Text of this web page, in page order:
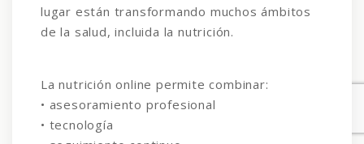
lugar están transformando muchos ámbitos
de la salud, incluida la nutrición.
La nutrición online permite combinar:
• asesoramiento profesional
• tecnología